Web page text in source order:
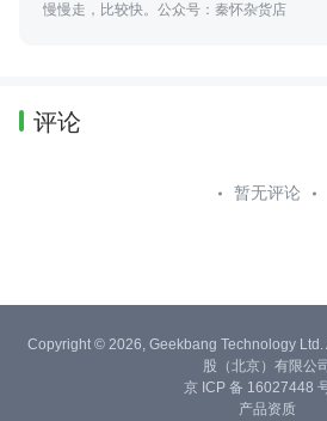
慢慢走，比较快。公众号：秦怀杂货店
评论
暂无评论
Copyright © 2026, Geekbang Technology
股（北京）有限公司
京 ICP 备 16027448
产品资质